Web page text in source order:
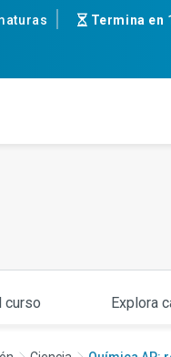
Termina en
curso Explora